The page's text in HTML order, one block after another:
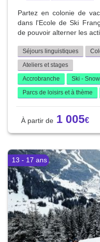
Partez en colonie de
dans l'Ecole de Ski
de pouvoir alterner les
Séjours linguistiques
Ateliers et stages
Accrobranche
Ski -
Parcs de loisirs et à thème
1 005
13 - 17 ans